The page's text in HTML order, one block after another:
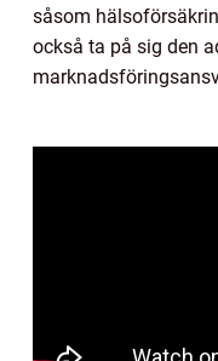
såsom
också ta på sig den